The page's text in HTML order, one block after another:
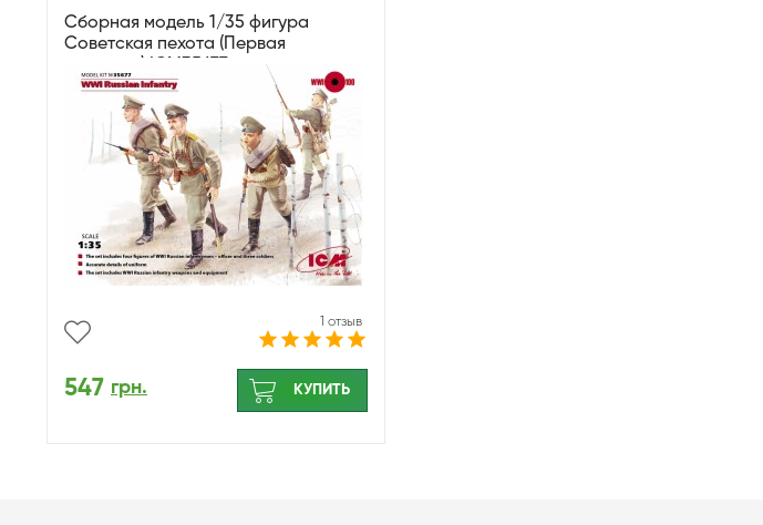
Сборная модель 1/35 фигура
Советская пехота (Первая
1 отзыв
547 грн. КУПИТЬ